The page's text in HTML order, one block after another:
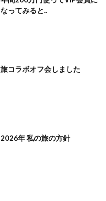
なってみると..
旅コラボオフ会しました
2026年 私の旅の方針